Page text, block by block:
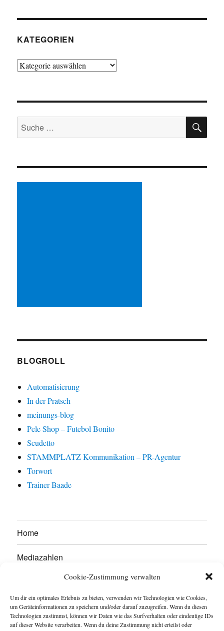
Cookie-Zustimmung verwalten
Um dir ein optimales Erlebnis zu bieten, verwenden wir Technologien wie Cookies,
um Geräteinformationen zu speichern und/oder darauf zuzugreifen. Wenn du diesen
Technologien zustimmst, können wir Daten wie das Surfverhalten oder eindeutige IDs
auf dieser Website verarbeiten. Wenn du deine Zustimmung nicht erteilst oder
KATEGORIEN
Kategorien
Suche
nach:
BLOGROLL
Automatisierung
In der Pratsch
meinungs-blog
Pele Shop – Futebol Bonito
Scudetto
STAMMPLATZ Kommunikation – PR-Agentur
Torwort
Trainer Baade
Home
Mediazahlen
Werben Sie hier!
Kontakt